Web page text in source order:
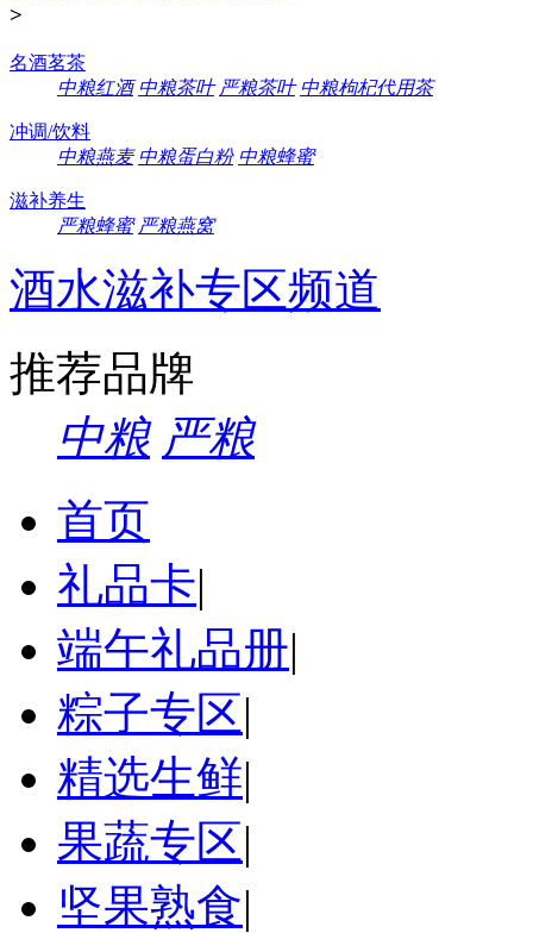
>
名酒茗茶
中粮红酒 中粮茶叶 严粮茶叶 中粮枸杞代用茶
冲调/饮料
中粮燕麦 中粮蛋白粉 中粮蜂蜜
滋补养生
严粮蜂蜜 严粮燕窝
酒水滋补专区频道
推荐品牌
中粮 严粮
首页
礼品卡|
端午礼品册|
粽子专区|
精选生鲜|
果蔬专区|
坚果熟食|